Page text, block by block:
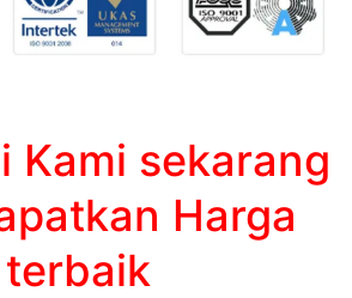
Kami sekarang
Harga
terbaik